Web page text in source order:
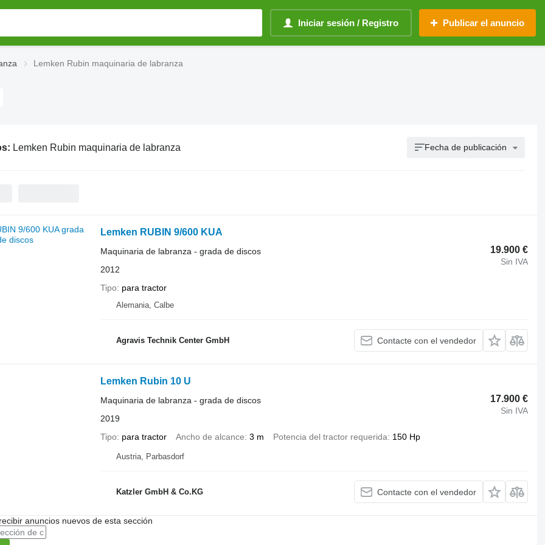
Iniciar sesión / Registro Publicar el anuncio
Lemken Rubin maquinaria de labranza
Lemken Rubin maquinaria de labranza Fecha de publicación
Lemken RUBIN 9/600 KUA
19.900 €
Sin IVA
Maquinaria de labranza - grada de discos
2012
Tipo
para tractor
Alemania, Calbe
Agravis Technik Center GmbH Contacte con el vendedor
Lemken Rubin 10 U
17.900 €
Sin IVA
Maquinaria de labranza - grada de discos
2019
Tipo
para tractor Ancho de alcance 3 m Potencia del tractor requerida 150 Hp
Austria, Parbasdorf
Katzler GmbH & Co.KG Contacte con el vendedor
anuncios nuevos de esta sección